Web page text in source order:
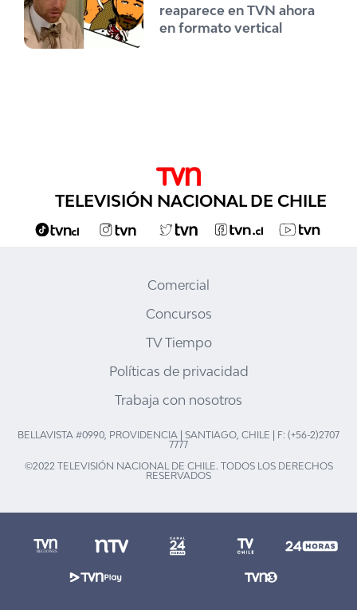
reaparece en TVN ahora
en formato vertical
TELEVISIÓN NACIONAL DE CHILE
Comercial
Concursos
TV Tiempo
Políticas de privacidad
Trabaja con nosotros
BELLAVISTA #0990, PROVIDENCIA | SANTIAGO, CHILE | F: (+56-2)2707
7777
©2022 TELEVISIÓN NACIONAL DE CHILE. TODOS LOS DERECHOS
RESERVADOS